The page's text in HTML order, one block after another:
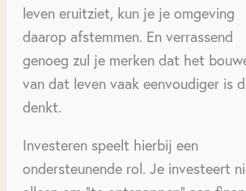
leven eruitziet, kun je je omgeving
daarop afstemmen. En verrassend
genoeg zul je merken dat het
van dat leven vaak eenvoudiger is
denkt.
Investeren speelt hierbij een
ondersteunende rol. Je investeert